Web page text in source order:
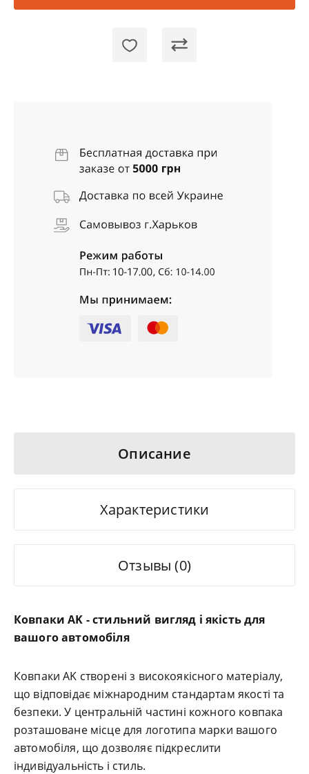
Описание
Характеристики
Отзывы (0)
Ковпаки AK - стильний вигляд і якість для
вашого автомобіля
Ковпаки AK створені з високоякісного матеріалу,
що відповідає міжнародним стандартам якості та
безпеки. У центральній частині кожного ковпака
розташоване місце для логотипа марки вашого
автомобіля, що дозволяє підкреслити
індивідуальність і стиль.